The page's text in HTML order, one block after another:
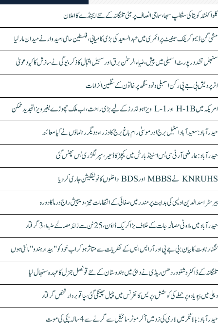
کلواکنٹلہ کویتا کی سنکلپ سبھا، سماجی انصاف پر مبنی تلنگانہ کے نئے ایجنڈے کا اعلان
مشی گن ڈیموکریٹک سینیٹ پرائمری میں عبدالسعید کی بڑی کامیابی، فلسطین حامی امیدوار نے میدان مار لیا
سنبھل تشدد رپورٹ اسمبلی میں پیش، ضیاء الرحمٰن برق اور سہیل اقبال کا ذکر، یوگی نے سازش کا کیا دعویٰ
اتر پردیش بی جے پی رکن اسمبلی ونود سنگھ پر خاتون کے سنگین الزامات
امریکہ میں H-1B اور L-1 ویزا ہولڈرز کے لیے بڑی راحت، اب ملک چھوڑے بغیر ویزا تجدید ممکن
حیدرآباد: سعیدآباد اسٹیل برج اور موسیٰ رام باغ برج کا وزراء و دیگر رہنماؤں نے کیا معائنہ
حیدرآباد: عارضی آر ٹی سی بس اسٹینڈ بارش میں کیچڑ کا ڈھیر، سپر لگژری بس پھنس گئی
KNRUHS نے MBBS اور BDS داخلوں کا نوٹیفکیشن جاری کر دیا
بیرسٹر اسدالدین اویسی کی ہدایت پر مندر میں صفائی کے انتظامات تیز، دیپیش راج ورما کا دورہ
حیدرآباد میں ملاوٹی مصالحہ جات کے خلاف بڑا کریک ڈاؤن، 25 ٹن سے زائد مصالحے ضبط، 3 گرفتار
کنگنا رناوت کا بیان: بی جے پی اور آر ایس ایس کے نظریات سے متاثر ہو کر اب خود کو "بیدار ہندو" مانتی ہوں
تلنگانہ کے ڈاکٹر وشنو وردھن ریڈی نے دبئی میں ہندوستان کے نئے قونصل جنرل کا عہدہ سنبھال لیا
دہلی میں پپو یادو پر حملے کی کوشش، پریس کانفرنس میں چپل پھینکی گئی، چاقو بردار شخص گرفتار
حیدرآباد: بالا نگر میں لاری کی زد میں آکر موٹرسائیکل سے گرنے سے 4 سالہ بچی کی موت